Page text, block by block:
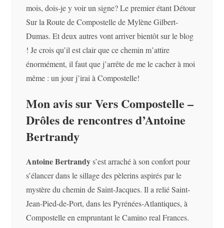
mois, dois-je y voir un signe? Le premier étant Détour
Sur la Route de Compostelle de Mylène Gilbert-
Dumas. Et deux autres vont arriver bientôt sur le blog
! Je crois qu’il est clair que ce chemin m’attire
énormément, il faut que j’arrête de me le cacher à moi
même : un jour j’irai à Compostelle!
Mon avis sur Vers Compostelle –
Drôles de rencontres d’Antoine
Bertrandy
Antoine Bertrandys’est arraché à son confort pour
s’élancer dans le sillage des pèlerins aspirés par le
mystère du chemin de Saint-Jacques. Il a relié Saint-
Jean-Pied-de-Port, dans les Pyrénées-Atlantiques, à
Compostelle en empruntant le Camino real Frances.